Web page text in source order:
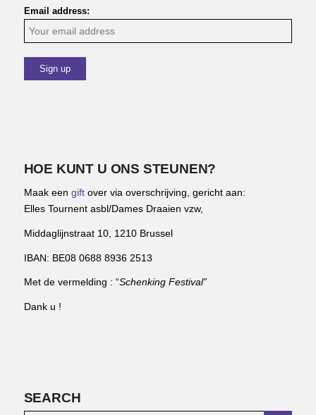
Email address:
HOE KUNT U ONS STEUNEN?
Maak een giftover via overschrijving, gericht aan:
Elles Tournent asbl/Dames Draaien vzw,
Middaglijnstraat 10, 1210 Brussel
IBAN: BE08 0688 8936 2513
Met de vermelding : “Schenking Festival”
Dank u !
SEARCH